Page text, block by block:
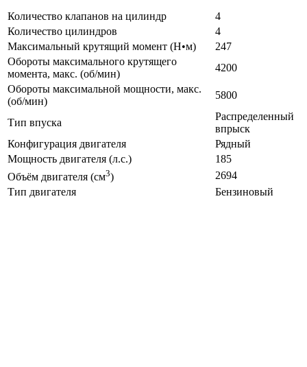
Количество клапанов на цилиндр
4
Количество цилиндров
4
Максимальный крутящий момент (Н•м)
247
Обороты максимального крутящего
момента, макс. (об/мин)
4200
Обороты максимальной мощности, макс.
(об/мин)
5800
Тип впуска
Распределенный
впрыск
Конфигурация двигателя
Рядный
Мощность двигателя (л.с.)
185
Объём двигателя (см3)
2694
Тип двигателя
Бензиновый